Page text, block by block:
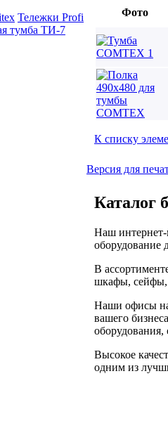
Тележки Profi
тумба ТИ-7
Фото
К списку
Версия для
Каталог
Наш интернет-
оборудование
В
шкафы, сейфы,
Наши офисы
вашего
оборудования,
Высокое
одним из